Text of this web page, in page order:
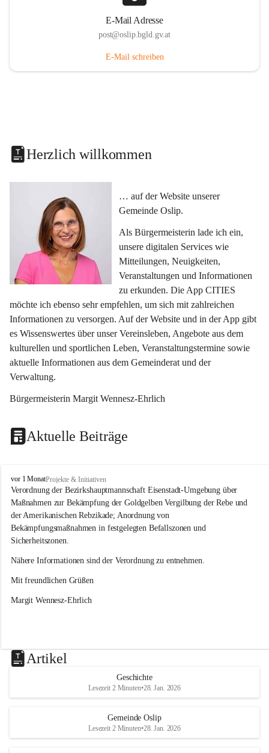
E-Mail Adresse
post@oslip.bgld.gv.at
E-Mail schreiben
Herzlich willkommen
… auf der Website unserer
Gemeinde Oslip.
Als Bürgermeisterin lade ich ein,
unsere digitalen Services wie
Mitteilungen, Neuigkeiten,
Veranstaltungen und Informationen
zu erkunden. Die App CITIES
möchte ich ebenso sehr empfehlen, um sich mit zahlreichen
Informationen zu versorgen. Auf der Website und in der App gibt
es Wissenswertes über unser Vereinsleben, Angebote aus dem
kulturellen und sportlichen Leben, Veranstaltungstermine sowie
aktuelle Informationen aus dem Gemeinderat und der
Verwaltung.
Bürgermeisterin Margit Wennesz-Ehrlich
Aktuelle Beiträge
O
s
l
i
p
vor 1 MonatProjekte & Initiativen
Verordnung der Bezirkshauptmannschaft Eisenstadt-Umgebung über
Maßnahmen zur Bekämpfung der Goldgelben Vergilbung der Rebe und
der Amerikanischen Rebzikade; Anordnung von
Bekämpfungsmaßnahmen in festgelegten Befallszonen und
Sicherheitszonen.
Nähere Informationen sind der Verordnung zu entnehmen.
Mit freundlichen Grüßen
Margit Wennesz-Ehrlich
Artikel
Geschichte
Lesezeit 2 Minuten•28. Jan. 2026
Gemeinde Oslip
Lesezeit 2 Minuten•28. Jan. 2026